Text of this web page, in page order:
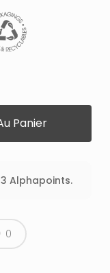
Panier
Alphapoints.
0